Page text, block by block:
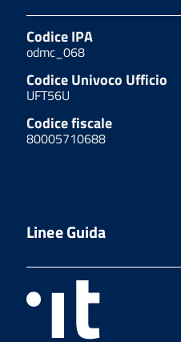
Codice IPA
odmc_068
Codice Univoco Ufficio
UFT56U
Codice fiscale
80005710688
Linee Guida